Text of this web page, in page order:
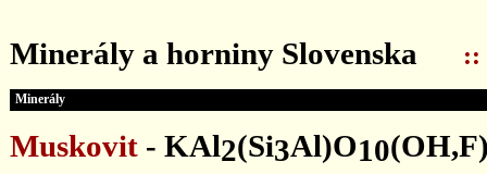
Minerály a horniny Slovenska
::
Minerály
Muskovit - KAl2(Si3Al)O10